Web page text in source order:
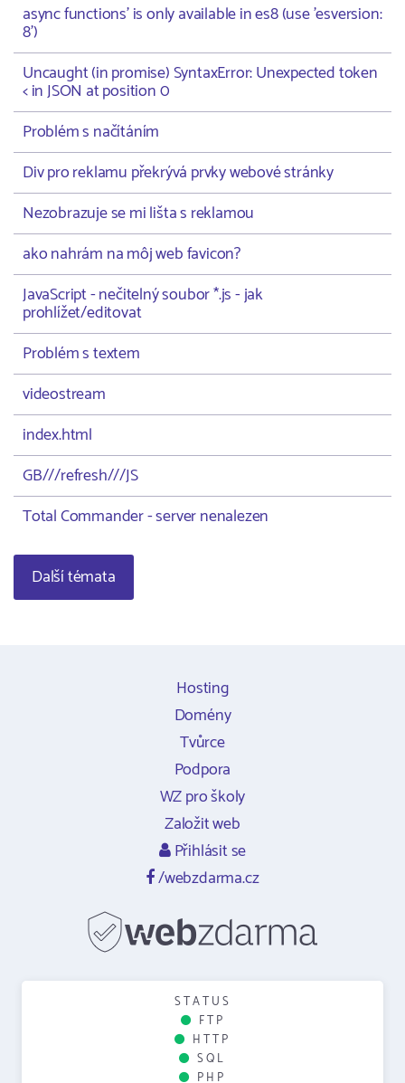
async functions' is only available in es8 (use 'esversion:
8')
Uncaught (in promise) SyntaxError: Unexpected token
< in JSON at position 0
Problém s načítáním
Div pro reklamu překrývá prvky webové stránky
Nezobrazuje se mi lišta s reklamou
ako nahrám na môj web favicon?
JavaScript - nečitelný soubor *.js - jak
prohlížet/editovat
Problém s textem
videostream
index.html
GB///refresh///JS
Total Commander - server nenalezen
Další témata
Hosting
Domény
Tvůrce
Podpora
WZ pro školy
Založit web
Přihlásit se
/webzdarma.cz
STATUS
FTP
HTTP
SQL
PHP